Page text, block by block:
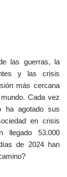
las guerras, la
y las crisis
más cercana
Cada vez
ha agotado sus
en crisis
llegado 53.000
de 2024 han